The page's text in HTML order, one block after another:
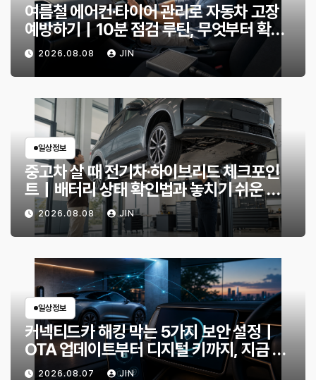
여름철 에어컨·타이어 관리로 자동차 고장
예방하기｜10분 점검 루틴, 무엇부터 확인
할까?
2026.08.08 JIN
일상정보
중고차 살 때 전기차·하이브리드 체크포인
트｜배터리 상태 확인법과 놓치기 쉬운 위
험 신호
2026.08.08 JIN
일상정보
커넥티드카 해킹 막는 5가지 보안 설정｜
OTA 업데이트부터 디지털 키까지, 지금 확
인할 것은?
2026.08.07 JIN